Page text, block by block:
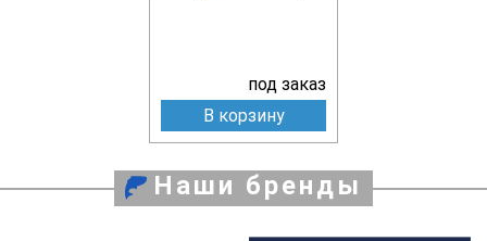
под заказ
В корзину
Наши бренды